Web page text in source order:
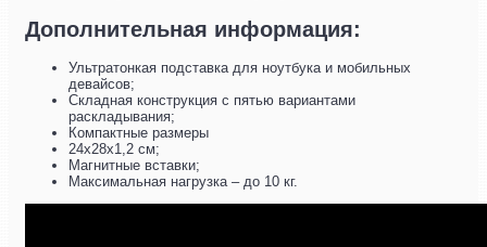
Дополнительная информация:
Ультратонкая подставка для ноутбука и мобильных
девайсов;
Складная конструкция с пятью вариантами
раскладывания;
Компактные размеры
24x28x1,2 см;
Магнитные вставки;
Максимальная нагрузка – до 10 кг.